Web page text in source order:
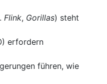
Flink, Gorillas) steht
erfordern
führen, wie